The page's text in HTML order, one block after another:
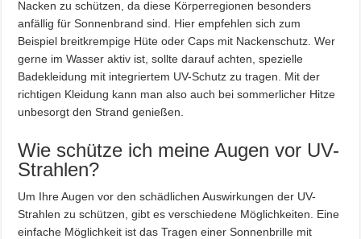
Nacken zu schützen, da diese Körperregionen besonders
anfällig für Sonnenbrand sind. Hier empfehlen sich zum
Beispiel breitkrempige Hüte oder Caps mit Nackenschutz. Wer
gerne im Wasser aktiv ist, sollte darauf achten, spezielle
Badekleidung mit integriertem UV-Schutz zu tragen. Mit der
richtigen Kleidung kann man also auch bei sommerlicher Hitze
unbesorgt den Strand genießen.
Wie schütze ich meine Augen vor UV-
Strahlen?
Um Ihre Augen vor den schädlichen Auswirkungen der UV-
Strahlen zu schützen, gibt es verschiedene Möglichkeiten. Eine
einfache Möglichkeit ist das Tragen einer Sonnenbrille mit